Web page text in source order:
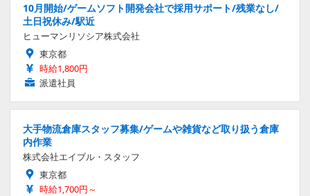
10月開始/ゲームソフト開発会社で採用サポート/残業なし/
土日祝休み/駅近
ヒューマンリソシア株式会社
東京都
時給1,800円
派遣社員
大手物流倉庫スタッフ募集/ゲームや雑貨など取り扱う倉庫
内作業
株式会社エイブル・スタッフ
東京都
時給1,700円～